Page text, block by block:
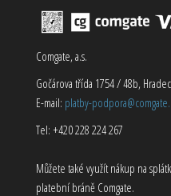
Comgate, a.s.
Gočárova třída 1754 / 48b,
E-mail: platby-
Tel: +420 228 224 267
Můžete také využít nákup na
platební bráně Comgate.